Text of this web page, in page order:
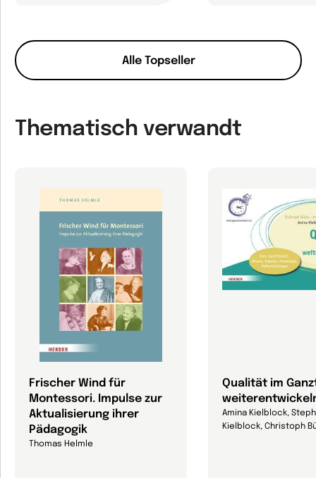
Alle Topseller
Thematisch verwandt
Frischer Wind für
Montessori. Impulse zur
Aktualisierung ihrer
Pädagogik
Thomas Helmle
Qualität im
Amina Kielblock,
Kielblock, Christoph